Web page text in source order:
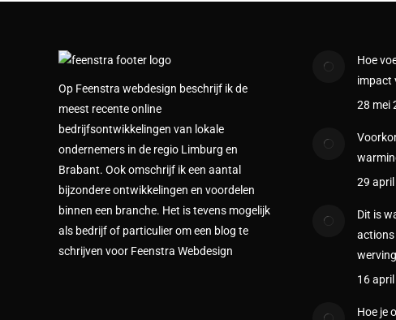
Op Feenstra webdesign beschrijf ik de
meest recente online
bedrijfsontwikkelingen van lokale
ondernemers in de regio Limburg en
Brabant. Ook omschrijf ik een aantal
bijzondere ontwikkelingen en voordelen
binnen een branche. Het is tevens mogelijk
als bedrijf of particulier om een blog te
schrijven voor Feenstra Webdesign
Hoe
impact
28 mei
29
Dit is
actions
werving
16
Hoe je